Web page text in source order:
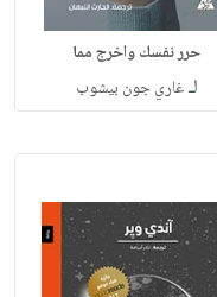
حرر نفسك واخرج مما
لـغاري جون بيشوب